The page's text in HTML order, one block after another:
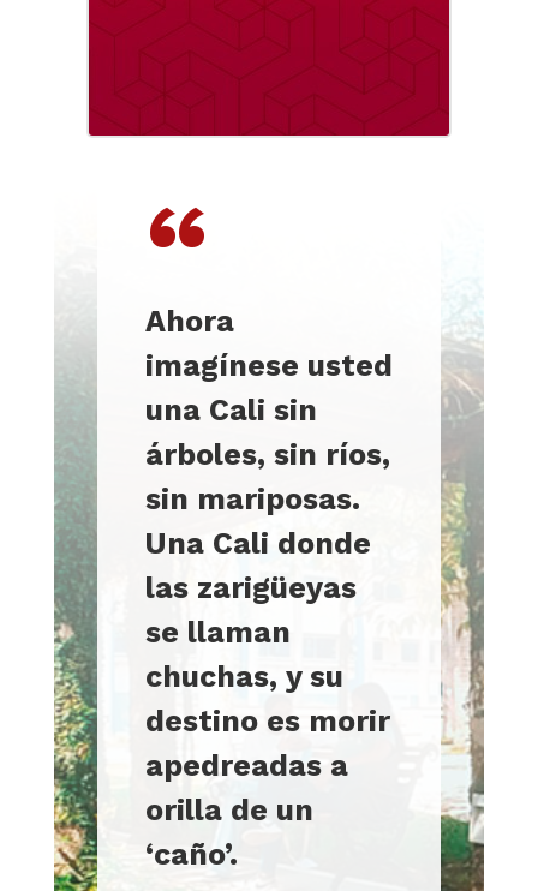
“
Ahora
imagínese usted
una Cali sin
árboles, sin ríos,
sin mariposas.
Una Cali donde
las zarigüeyas
se llaman
chuchas, y su
destino es morir
apedreadas a
orilla de un
‘caño’.